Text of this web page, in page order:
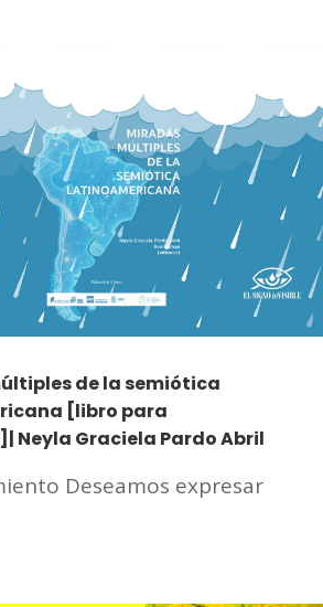
de la semiótica
[libro para
Neyla Graciela Pardo Abril
Deseamos expresar